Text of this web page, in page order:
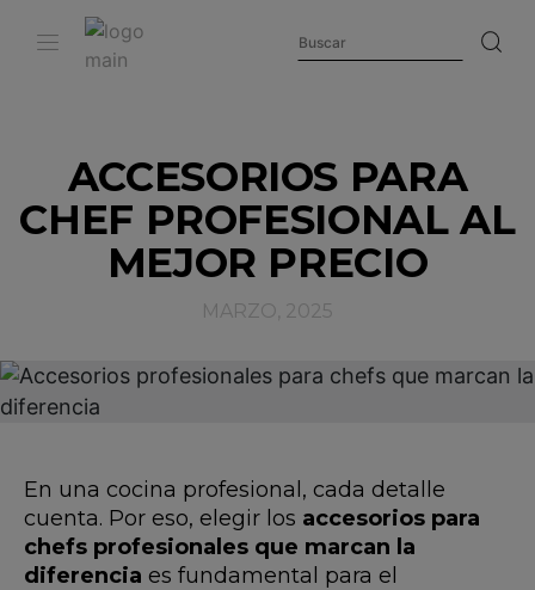
ACCESORIOS PARA
CHEF PROFESIONAL AL
MEJOR PRECIO
MARZO, 2025
En una cocina profesional, cada detalle
cuenta. Por eso, elegir los accesorios para
chefs profesionales que marcan la
diferencia es fundamental para el